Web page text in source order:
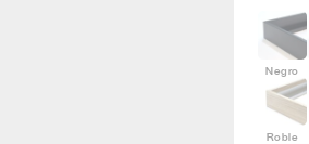
Negro
Roble